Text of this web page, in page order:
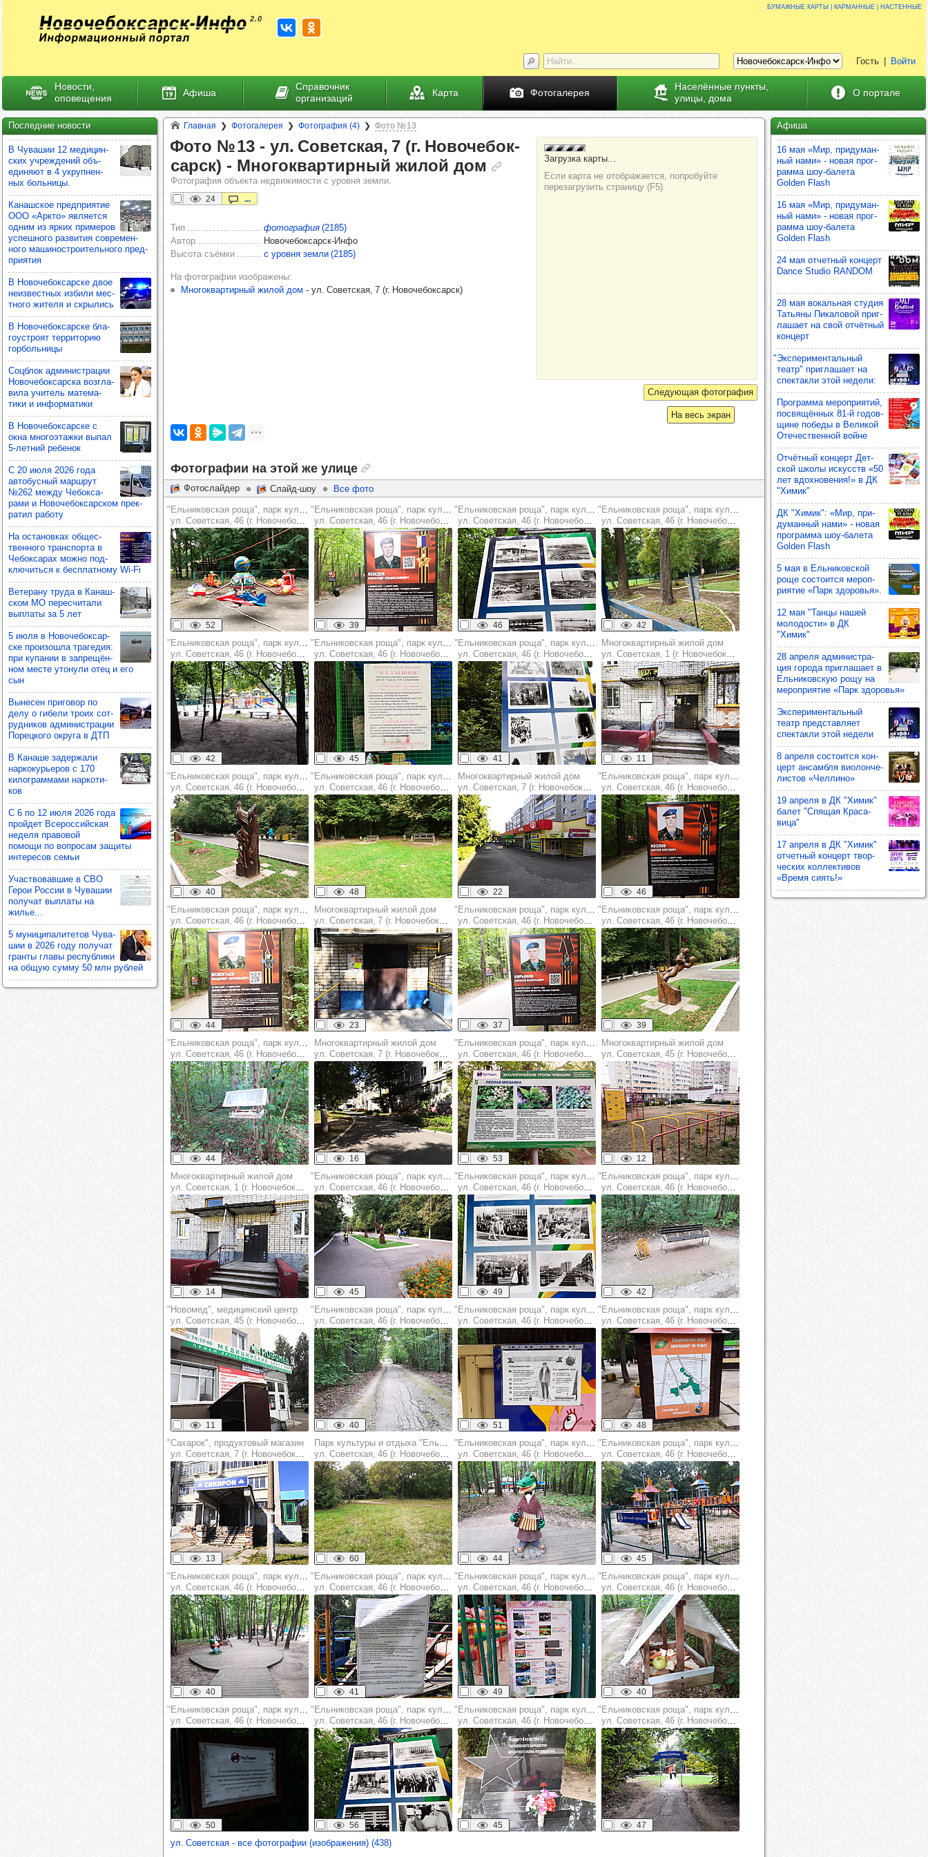
Афиша
16 мая «Мир, при­ду­ман­
ный нами» - новая прог­
рамма шоу‑балета
Golden Flash
16 мая «Мир, при­ду­ман­
ный нами» - новая прог­
рамма шоу‑балета
Golden Flash
24 мая отчет­ный кон­церт
Dance Studio RANDOM
28 мая вокаль­ная сту­дия
Тать­яны Пика­ло­вой приг­
ла­шает на свой отчёт­ный
кон­церт
"Экспе­ри­мен­таль­ный
театр" приг­ла­шает на
спек­такли этой недели:
Прог­рамма мероп­ри­ятий,
пос­вя­щён­ных 81-й годов­
щине победы в Вели­кой
Оте­чес­твен­ной войне
Отчёт­ный кон­церт Дет­
ской школы искусств «50
лет вдох­но­ве­ния!» в ДК
"Химик"
ДК "Химик": «Мир, при­
ду­ман­ный нами» - новая
прог­рамма шоу‑балета
Golden Flash
5 мая в Ель­ни­ков­ской
роще сос­то­ится мероп­
ри­ятие «Парк здо­ровья».
12 мая "Танцы нашей
моло­дости» в ДК
"Химик"
28 апреля адми­нис­тра­
ция города приг­ла­шает в
Ель­ни­ков­скую рощу на
мероп­ри­ятие «Парк здо­ровья»
Экспе­ри­мен­таль­ный
театр пред­став­ляет
спек­такли этой недели
8 апреля сос­то­ится кон­
церт ансам­бля виолон­че­
лис­тов «Чел­лино»
19 апреля в ДК "Химик"
балет "Спя­щая Кра­са­
вица"
17 апреля в ДК "Химик"
отчет­ный кон­церт твор­
чес­ких кол­лек­ти­вов
«Время сиять!»
Главная Фотогалерея Фотография (4) Фото № 13
Фото № 13 -​ ул. Совет­ская, 7 (г. Ново­че­бок­
сарск) -​ Мно­гок­вар­тир­ный жилой дом
Фотография объекта недвижимости с уровня земли.
24 ...
Тип фотография (2185)
Автор
Новочебоксарск-Инфо
Высота съёмки
с уровня земли (2185)
На фотографии изображены
Многоквартирный жилой дом -​ ул. Советская, 7 (г. Новочебоксарск)
На весь экран
Фотографии на этой же улице
Фотослайдер Слайд-шоу
Все фото
"Ельниковская роща", парк культуры и отдыха
ул. Советская, 46 (г. Новочебоксарск)
52
"Ельниковская роща", парк культуры и отдыха
ул. Советская, 46 (г. Новочебоксарск)
39
"Ельниковская роща", парк культуры и отдыха
ул. Советская, 46 (г. Новочебоксарск)
46
"Ельниковская роща", парк культуры и отдыха
ул. Советская, 46 (г. Новочебоксарск)
42
"Ельниковская роща", парк культуры и отдыха
ул. Советская, 46 (г. Новочебоксарск)
42
"Ельниковская роща", парк культуры и отдыха
ул. Советская, 46 (г. Новочебоксарск)
45
"Ельниковская роща", парк культуры и отдыха
ул. Советская, 46 (г. Новочебоксарск)
41
Многоквартирный жилой дом
ул. Советская, 1 (г. Новочебоксарск)
11
"Ельниковская роща", парк культуры и отдыха
ул. Советская, 46 (г. Новочебоксарск)
40
"Ельниковская роща", парк культуры и отдыха
ул. Советская, 46 (г. Новочебоксарск)
48
Многоквартирный жилой дом
ул. Советская, 7 (г. Новочебоксарск)
22
"Ельниковская роща", парк культуры и отдыха
ул. Советская, 46 (г. Новочебоксарск)
46
"Ельниковская роща", парк культуры и отдыха
ул. Советская, 46 (г. Новочебоксарск)
44
Многоквартирный жилой дом
ул. Советская, 7 (г. Новочебоксарск)
23
"Ельниковская роща", парк культуры и отдыха
ул. Советская, 46 (г. Новочебоксарск)
37
"Ельниковская роща", парк культуры и отдыха
ул. Советская, 46 (г. Новочебоксарск)
39
"Ельниковская роща", парк культуры и отдыха
ул. Советская, 46 (г. Новочебоксарск)
44
Многоквартирный жилой дом
ул. Советская, 7 (г. Новочебоксарск)
16
"Ельниковская роща", парк культуры и отдыха
ул. Советская, 46 (г. Новочебоксарск)
53
Многоквартирный жилой дом
ул. Советская, 45 (г. Новочебоксарск)
12
Многоквартирный жилой дом
ул. Советская, 1 (г. Новочебоксарск)
14
"Ельниковская роща", парк культуры и отдыха
ул. Советская, 46 (г. Новочебоксарск)
45
"Ельниковская роща", парк культуры и отдыха
ул. Советская, 46 (г. Новочебоксарск)
49
"Ельниковская роща", парк культуры и отдыха
ул. Советская, 46 (г. Новочебоксарск)
42
"Новомед", медицинский центр
ул. Советская, 45 (г. Новочебоксарск)
11
"Ельниковская роща", парк культуры и отдыха
ул. Советская, 46 (г. Новочебоксарск)
40
"Ельниковская роща", парк культуры и отдыха
ул. Советская, 46 (г. Новочебоксарск)
51
"Ельниковская роща", парк культуры и отдыха
ул. Советская, 46 (г. Новочебоксарск)
48
"Сахарок", продуктовый магазин
ул. Советская, 7 (г. Новочебоксарск)
13
Парк культуры и отдыха "Ельниковская роща "
ул. Советская, 46 (г. Новочебоксарск)
60
"Ельниковская роща", парк культуры и отдыха
ул. Советская, 46 (г. Новочебоксарск)
44
"Ельниковская роща", парк культуры и отдыха
ул. Советская, 46 (г. Новочебоксарск)
45
"Ельниковская роща", парк культуры и отдыха
ул. Советская, 46 (г. Новочебоксарск)
40
"Ельниковская роща", парк культуры и отдыха
ул. Советская, 46 (г. Новочебоксарск)
41
"Ельниковская роща", парк культуры и отдыха
ул. Советская, 46 (г. Новочебоксарск)
49
"Ельниковская роща", парк культуры и отдыха
ул. Советская, 46 (г. Новочебоксарск)
40
"Ельниковская роща", парк культуры и отдыха
ул. Советская, 46 (г. Новочебоксарск)
50
"Ельниковская роща", парк культуры и отдыха
ул. Советская, 46 (г. Новочебоксарск)
56
"Ельниковская роща", парк культуры и отдыха
ул. Советская, 46 (г. Новочебоксарск)
45
"Ельниковская роща", парк культуры и отдыха
ул. Советская, 46 (г. Новочебоксарск)
47
ул. Советская - все фотографии (изображения) (438)
Последние новости
В Чува­шии 12 меди­цин­
ских учреж­де­ний объ­
еди­няют в 4 укруп­нен­
ных боль­ницы.
Канаш­ское пред­при­ятие
ООО «Аркто» явля­ется
одним из ярких при­ме­ров
успеш­ного раз­ви­тия сов­ре­мен­
ного маши­нос­тро­итель­ного пред­
при­ятия
В Ново­че­бок­сар­ске двое
неиз­вес­тных избили мес­
тного жителя и скры­лись
В Ново­че­бок­сар­ске бла­
го­ус­троят тер­ри­то­рию
гор­боль­ницы
Соц­блок адми­нис­тра­ции
Ново­че­бок­сар­ска воз­гла­
вила учи­тель мате­ма­
тики и инфор­ма­тики
В Ново­че­бок­сар­ске с
окна мно­го­этажки выпал
5-лет­ний ребе­нок
С 20 июля 2026 года
авто­бус­ный мар­шрут
№262 между Чебок­са­
рами и Ново­че­бок­сар­ском прек­
ра­тил работу
На оста­нов­ках общес­
твен­ного тран­спорта в
Чебок­са­рах можно под­
клю­читься к бес­плат­ному Wi-Fi
Вете­рану труда в Канаш­
ском МО перес­чи­тали
вып­латы за 5 лет
5 июля в Ново­че­бок­сар­
ске про­изошла тра­ге­дия:
при купа­нии в зап­ре­щён­
ном месте уто­нули отец и его
сын
Выне­сен при­го­вор по
делу о гибели троих сот­
руд­ни­ков адми­нис­тра­ции
Порец­кого округа в ДТП
В Канаше задер­жали
нар­ко­курь­еров с 170
килог­рам­мами нар­ко­ти­
ков
С 6 по 12 июля 2026 года
прой­дет Все­рос­сий­ская
неделя пра­во­вой
помощи по воп­ро­сам защиты
инте­ре­сов семьи
Учас­тво­вав­шие в СВО
Герои Рос­сии в Чува­шии
полу­чат вып­латы на
жилье...
5 муни­ци­па­ли­те­тов Чува­
шии в 2026 году полу­чат
гранты главы рес­пуб­лики
на общую сумму 50 млн руб­лей
Бумажные карты | карманные | настенные
Гость Войти
Новости,
оповещения
Афиша
Справочник
организаций
Карта Фотогалерея
Населённые пункты,
улицы, дома
О портале